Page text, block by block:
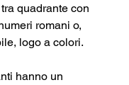
quadrante con
romani o,
logo a colori.
hanno un